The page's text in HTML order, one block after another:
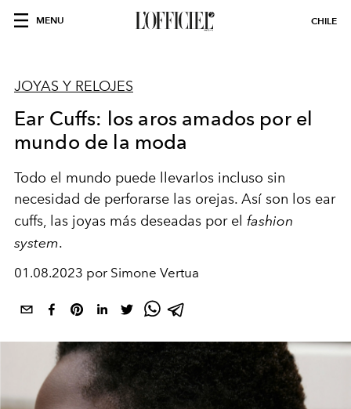
MENU CHILE
JOYAS Y RELOJES
Ear Cuffs: los aros amados por el
mundo de la moda
Todo el mundo puede llevarlos incluso sin
necesidad de perforarse las orejas. Así son los ear
cuffs, las joyas más deseadas por el fashion
system.
01.08.2023 por Simone Vertua